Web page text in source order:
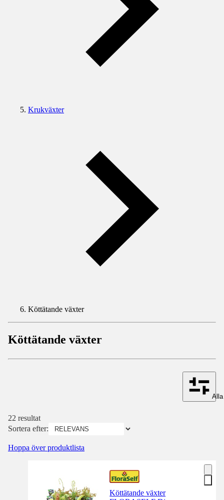
Krukväxter
Köttätande växter
Köttätande växter
22 resultat
Sortera efter:
Hoppa över produktlista
Köttätande växter